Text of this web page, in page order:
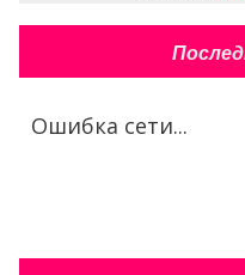
Ошибка сети...